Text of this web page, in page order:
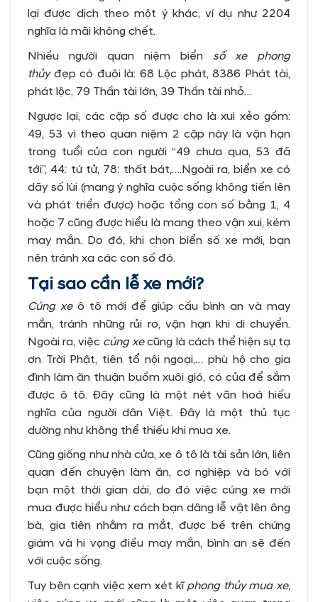
lại được dịch theo một ý khác, ví dụ như 2204
nghĩa là mãi không chết.
Nhiều người quan niệm biển số xe phong
thủyđẹp có đuôi là: 68 Lộc phát, 8386 Phát tài,
phát lộc, 79 Thần tài lớn, 39 Thần tài nhỏ…
Ngược lại, các cặp số được cho là xui xẻo gồm:
49, 53 vì theo quan niệm 2 cặp này là vận hạn
trong tuổi của con người “49 chưa qua, 53 đã
tới”, 44: tứ tử, 78: thất bát,….Ngoài ra, biển xe có
dãy số lùi (mang ý nghĩa cuộc sống không tiến lên
và phát triển được) hoặc tổng con số bằng 1, 4
hoặc 7 cũng được hiểu là mang theo vận xui, kém
may mắn. Do đó, khi chọn biển số xe mới, bạn
nên tránh xa các con số đó.
Tại sao cần lễ xe mới?
Cúng xeô tô mới để giúp cầu bình an và may
mắn, tránh những rủi ro, vận hạn khi di chuyển.
Ngoài ra, việc cúng xecũng là cách thể hiện sự tạ
ơn Trời Phật, tiên tổ nội ngoại,… phù hộ cho gia
đình làm ăn thuận buồm xuôi gió, có của để sắm
được ô tô. Đây cũng là một nét văn hoá hiếu
nghĩa của người dân Việt. Đây là một thủ tục
dường như không thể thiếu khi mua xe.
Cũng giống như nhà cửa, xe ô tô là tài sản lớn, liên
quan đến chuyện làm ăn, cơ nghiệp và bó với
bạn một thời gian dài, do đó việc cúng xe mới
mua được hiểu như cách bạn dâng lễ vật lên ông
bà, gia tiên nhằm ra mắt, được bề trên chứng
giám và hi vọng điều may mắn, bình an sẽ đến
với cuộc sống.
Tuy bên cạnh việc xem xét kĩphong thủy mua xe,